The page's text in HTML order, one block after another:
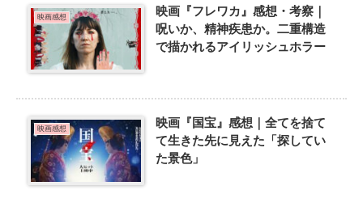
映画感想
映画『フレワカ』感想・考察｜
呪いか、精神疾患か。二重構造
で描かれるアイリッシュホラー
映画感想
映画『国宝』感想｜全てを捨て
て生きた先に見えた「探してい
た景色」